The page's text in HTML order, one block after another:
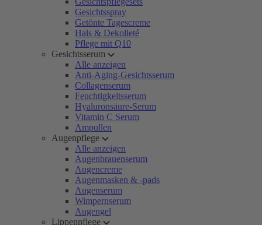
Gesichtsspray
Getönte Tagescreme
Hals & Dekolleté
Pflege mit Q10
Gesichtsserum
Alle anzeigen
Anti-Aging-Gesichtsserum
Collagenserum
Feuchtigkeitsserum
Hyaluronsäure-Serum
Vitamin C Serum
Ampullen
Augenpflege
Alle anzeigen
Augenbrauenserum
Augencreme
Augenmasken & -pads
Augenserum
Wimpernserum
Augengel
Lippenpflege